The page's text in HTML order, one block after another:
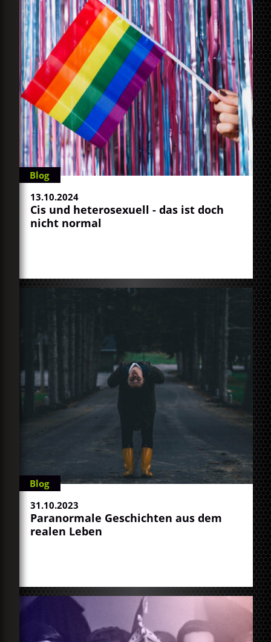
Blog
13.10.2024
Cis und heterosexuell - das ist doch
nicht normal
Blog
31.10.2023
Paranormale Geschichten aus dem
realen Leben